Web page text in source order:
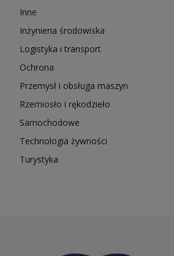
Inne
Inżynieria środowiska
Logistyka i transport
Ochrona
Przemysł i obsługa maszyn
Rzemiosło i rękodzieło
Samochodowe
Technologia żywności
Turystyka